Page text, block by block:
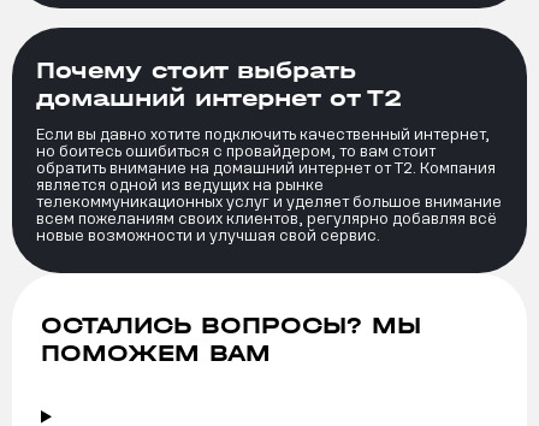
Почему стоит выбрать
домашний интернет от Т2
Если вы давно хотите подключить качественный интернет,
но боитесь ошибиться с провайдером, то вам стоит
обратить внимание на домашний интернет от Т2. Компания
является одной из ведущих на рынке
телекоммуникационных услуг и уделяет большое внимание
всем пожеланиям своих клиентов, регулярно добавляя всё
новые возможности и улучшая свой сервис.
ОСТАЛИСЬ ВОПРОСЫ? МЫ
ПОМОЖЕМ ВАМ